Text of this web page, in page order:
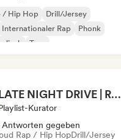
/ Hip Hop
Drill/Jersey
Internationaler Rap
Phonk
Trap
LATE NIGHT DRIVE | RACE CAR MUSIC (by THEFUEL)
Kurator
Antworten gegeben
Rap / Hip HopDrill/Jersey